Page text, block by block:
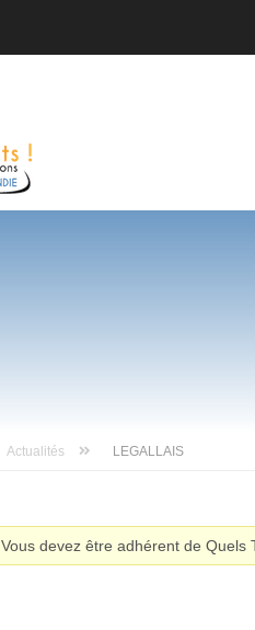
Actualités LEGALLAIS
Vous devez être adhérent de Quels